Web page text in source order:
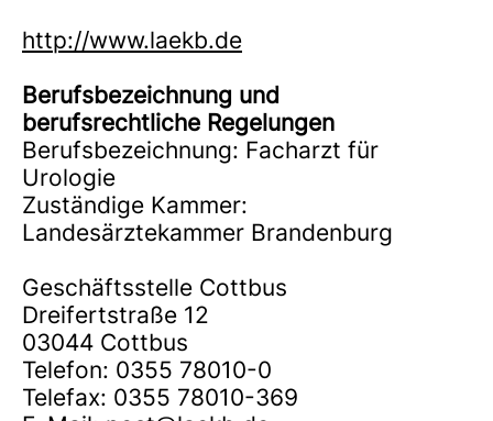
http://www.laekb.de
Berufsbezeichnung und
berufsrechtliche Regelungen
Berufsbezeichnung: Facharzt für
Urologie
Zuständige Kammer:
Landesärztekammer Brandenburg
Geschäftsstelle Cottbus
Dreifertstraße 12
03044 Cottbus
Telefon: 0355 78010-0
Telefax: 0355 78010-369